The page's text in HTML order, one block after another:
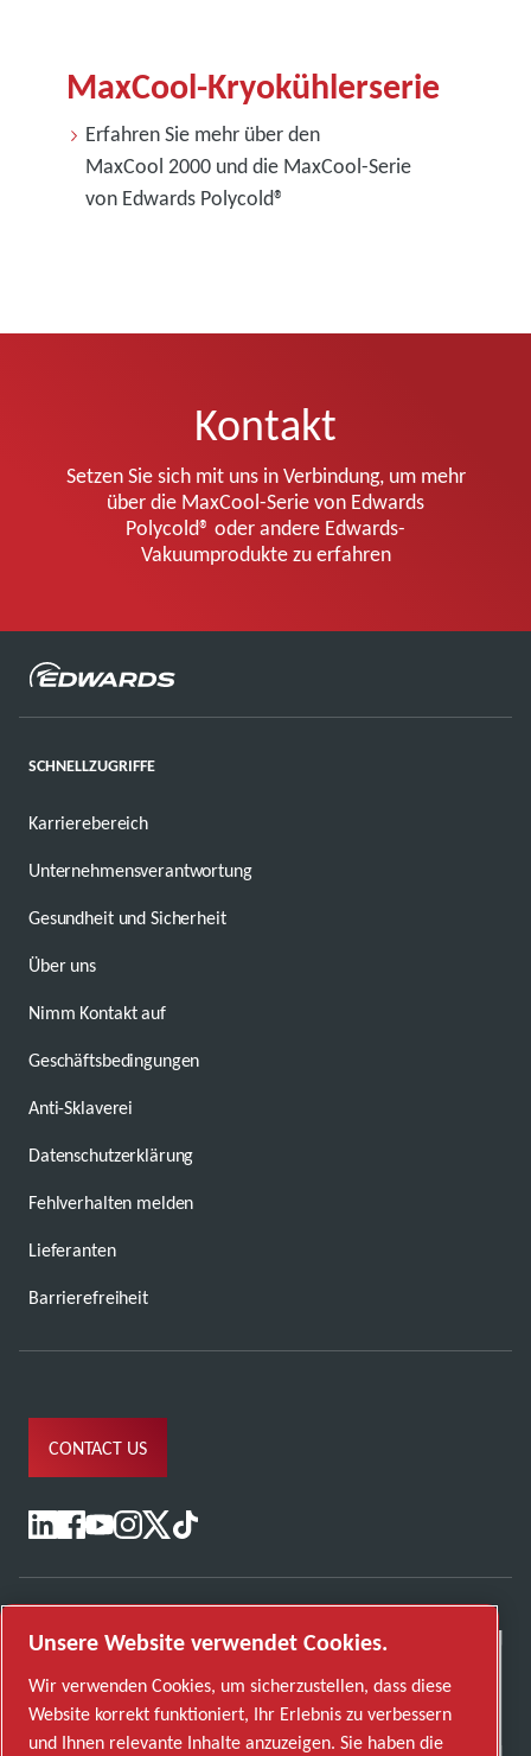
MaxCool-Kryokühlerserie
Erfahren Sie mehr über den
MaxCool 2000 und die MaxCool-Serie
von Edwards Polycold®
Kontakt
Setzen Sie sich mit uns in Verbindung, um mehr
über die MaxCool-Serie von Edwards
Polycold® oder andere Edwards-
Vakuumprodukte zu erfahren
SCHNELLZUGRIFFE
Karrierebereich
Unternehmensverantwortung
Gesundheit und Sicherheit
Über uns
Nimm Kontakt auf
Geschäftsbedingungen
Anti-Sklaverei
Datenschutzerklärung
Fehlverhalten melden
Lieferanten
Barrierefreiheit
CONTACT US
Unsere Website verwendet Cookies.
Wir verwenden Cookies, um sicherzustellen, dass diese
Website korrekt funktioniert, Ihr Erlebnis zu verbessern
und Ihnen relevante Inhalte anzuzeigen. Sie haben die